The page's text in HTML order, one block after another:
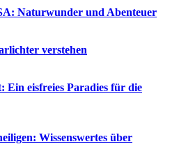
Naturwunder und Abenteuer
verstehen
Ein eisfreies Paradies für die
Wissenswertes über